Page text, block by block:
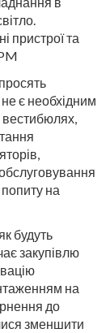
пристрої та
є необхідним
вестибюлях,
на
будуть
закупівлю
на
до
зменшити